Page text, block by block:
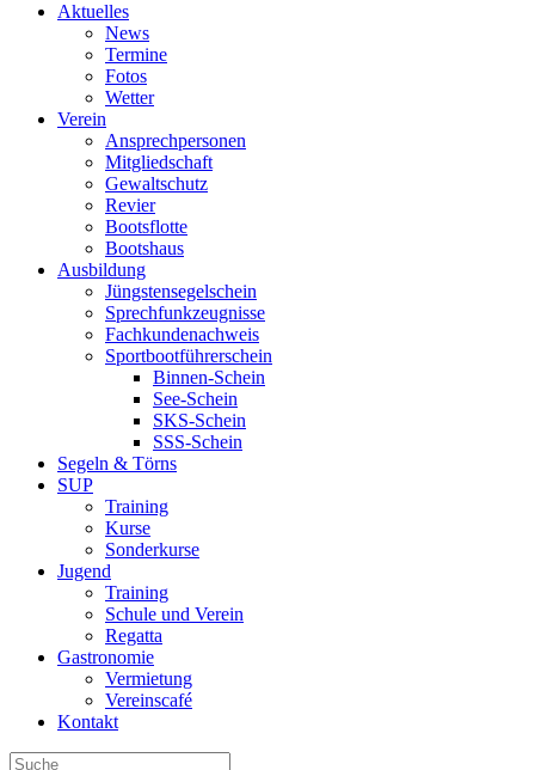
Aktuelles
News
Termine
Fotos
Wetter
Verein
Ansprechpersonen
Mitgliedschaft
Gewaltschutz
Revier
Bootsflotte
Bootshaus
Ausbildung
Jüngstensegelschein
Sprechfunkzeugnisse
Fachkundenachweis
Sportbootführerschein
Binnen-Schein
See-Schein
SKS-Schein
SSS-Schein
Segeln & Törns
SUP
Training
Kurse
Sonderkurse
Jugend
Training
Schule und Verein
Regatta
Gastronomie
Vermietung
Vereinscafé
Kontakt